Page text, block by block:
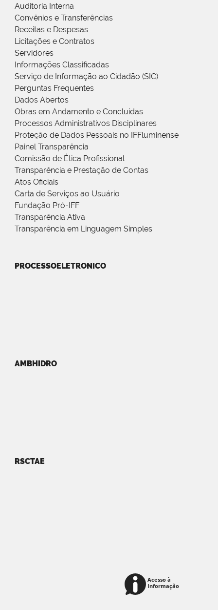
Auditoria Interna
Convênios e Transferências
Receitas e Despesas
Licitações e Contratos
Servidores
Informações Classificadas
Serviço de Informação ao Cidadão (SIC)
Perguntas Frequentes
Dados Abertos
Obras em Andamento e Concluídas
Processos Administrativos Disciplinares
Proteção de Dados Pessoais no IFFluminense
Painel Transparência
Comissão de Ética Profissional
Transparência e Prestação de Contas
Atos Oficiais
Carta de Serviços ao Usuário
Fundação Pró-IFF
Transparência Ativa
Transparência em Linguagem Simples
PROCESSOELETRONICO
AMBHIDRO
RSCTAE